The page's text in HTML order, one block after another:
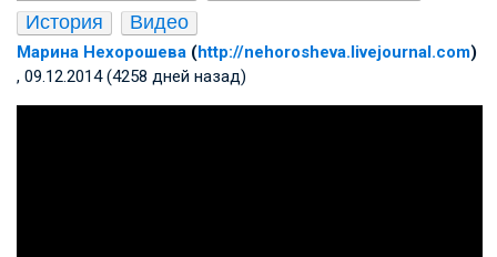
История
Видео
Марина Нехорошева (http://nehorosheva.livejournal.com)
, 09.12.2014 (4258 дней назад)